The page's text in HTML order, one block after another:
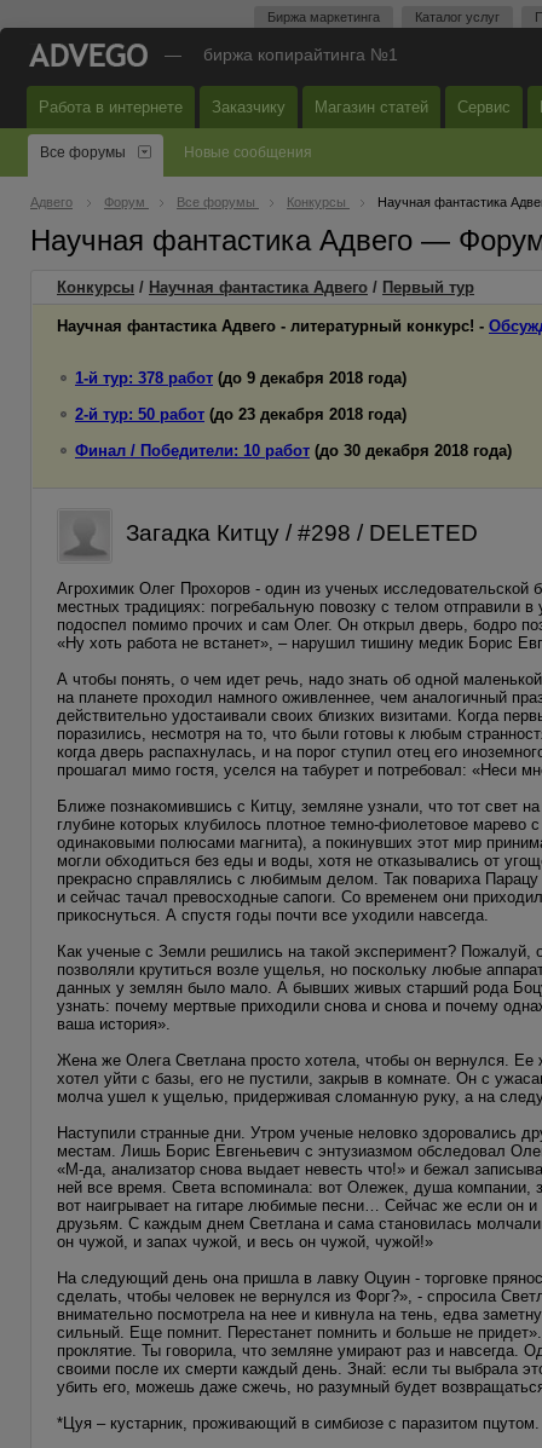
Биржа маркетинга Каталог услуг
— биржа копирайтинга №1
Работа в интернете Заказчику Магазин статей Сервис
Все форумы Новые сообщения
Адвего Форум Все форумы Конкурсы Научная фантастика
Научная фантастика Адвего —
Конкурсы / Научная фантастика Адвего / Первый тур
Научная фантастика Адвего - литературный конкурс! -
1-й тур: 378 работ (до 9 декабря 2018 года)
2-й тур: 50 работ (до 23 декабря 2018 года)
Финал / Победители: 10 работ (до 30 декабря 2018 года)
Загадка Китцу / #298 / DELETED
Агрохимик Олег Прохоров - один из ученых
местных традициях: погребальную повозку с телом отправили
подоспел помимо прочих и сам Олег. Он открыл дверь, бодро
«Ну хоть работа не встанет», – нарушил тишину медик Борис
А чтобы понять, о чем идет речь, надо знать об одной
на планете проходил намного оживленнее, чем аналогичный
действительно удостаивали своих близких визитами. Когда
поразились, несмотря на то, что были готовы к любым
когда дверь распахнулась, и на порог ступил отец его
прошагал мимо гостя, уселся на табурет и потребовал: «Неси
Ближе познакомившись с Китцу, земляне узнали, что тот свет
глубине которых клубилось плотное темно-фиолетовое
одинаковыми полюсами магнита), а покинувших этот мир
могли обходиться без еды и воды, хотя не отказывались от
прекрасно справлялись с любимым делом. Так повариха
и сейчас тачал превосходные сапоги. Со временем они
прикоснуться. А спустя годы почти все уходили навсегда.
Как ученые с Земли решились на такой эксперимент? Пожалуй,
позволяли крутиться возле ущелья, но поскольку любые
данных у землян было мало. А бывших живых старший рода
узнать: почему мертвые приходили снова и снова и почему
ваша история».
Жена же Олега Светлана просто хотела, чтобы он вернулся.
хотел уйти с базы, его не пустили, закрыв в комнате. Он с
молча ушел к ущелью, придерживая сломанную руку, а на
Наступили странные дни. Утром ученые неловко здоровались
местам. Лишь Борис Евгеньевич с энтузиазмом обследовал
«М-да, анализатор снова выдает невесть что!» и бежал
ней все время. Света вспоминала: вот Олежек, душа компании,
вот наигрывает на гитаре любимые песни… Сейчас же если он
друзьям. С каждым днем Светлана и сама становилась
он чужой, и запах чужой, и весь он чужой, чужой!»
На следующий день она пришла в лавку Оцуин - торговке
сделать, чтобы человек не вернулся из Форг?», - спросила
внимательно посмотрела на нее и кивнула на тень, едва
сильный. Еще помнит. Перестанет помнить и больше не
проклятие. Ты говорила, что земляне умирают раз и
своими после их смерти каждый день. Знай: если ты выбрала
убить его, можешь даже сжечь, но разумный будет
*Цуя – кустарник, проживающий в симбиозе с паразитом пцутом.